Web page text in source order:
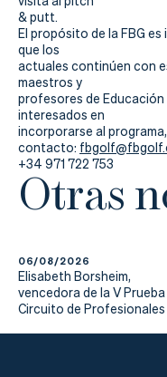
& putt.
El propósito de la FBG
que los
actuales continúen con
maestros y
profesores de Educación
interesados en
incorporarse al
contacto:
+34 971 722 753
Otras
06/08/2026
Elisabeth Borsheim,
vencedora de la V Prueba
Circuito de Profesionales